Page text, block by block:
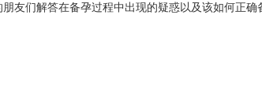
友们解答在备孕过程中出现的疑惑以及该如何正